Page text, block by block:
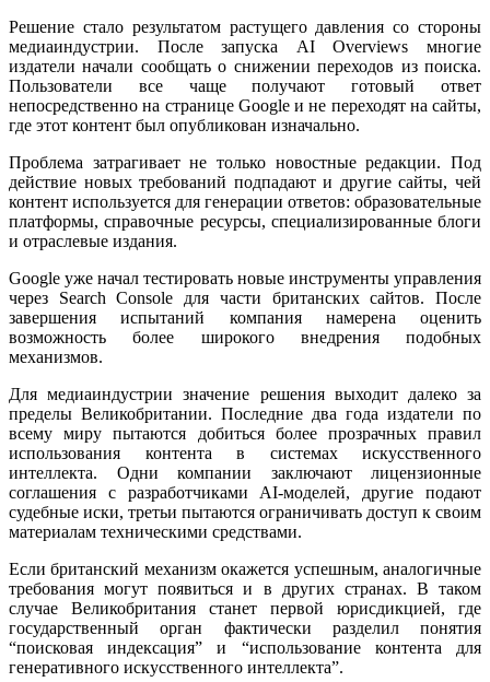
Решение стало результатом растущего давления со стороны
медиаиндустрии. После запуска AI Overviews многие
издатели начали сообщать о снижении переходов из поиска.
Пользователи все чаще получают готовый ответ
непосредственно на странице Google и не переходят на сайты,
где этот контент был опубликован изначально.
Проблема затрагивает не только новостные редакции. Под
действие новых требований подпадают и другие сайты, чей
контент используется для генерации ответов: образовательные
платформы, справочные ресурсы, специализированные блоги
и отраслевые издания.
Google уже начал тестировать новые инструменты управления
через Search Console для части британских сайтов. После
завершения испытаний компания намерена оценить
возможность более широкого внедрения подобных
механизмов.
Для медиаиндустрии значение решения выходит далеко за
пределы Великобритании. Последние два года издатели по
всему миру пытаются добиться более прозрачных правил
использования контента в системах искусственного
интеллекта. Одни компании заключают лицензионные
соглашения с разработчиками AI-моделей, другие подают
судебные иски, третьи пытаются ограничивать доступ к своим
материалам техническими средствами.
Если британский механизм окажется успешным, аналогичные
требования могут появиться и в других странах. В таком
случае Великобритания станет первой юрисдикцией, где
государственный орган фактически разделил понятия
“поисковая индексация” и “использование контента для
генеративного искусственного интеллекта”.